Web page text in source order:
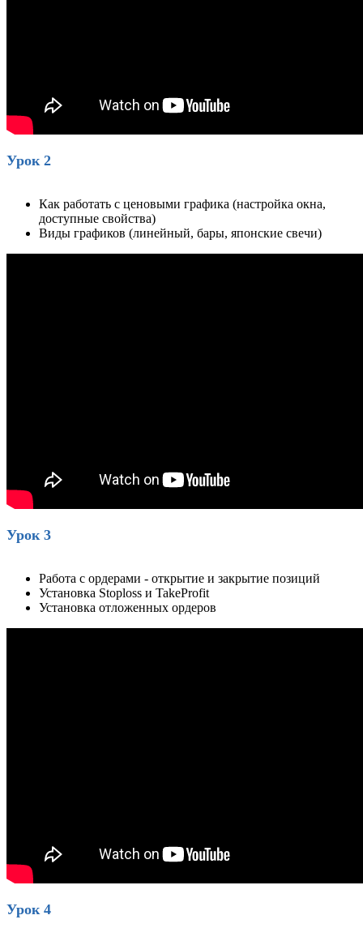
Урок 2
Как работать с ценовыми графика (настройка окна,
доступные свойства)
Виды графиков (линейный, бары, японские свечи)
Урок 3
Работа с ордерами - открытие и закрытие позиций
Установка Stoploss и TakeProfit
Установка отложенных ордеров
Урок 4